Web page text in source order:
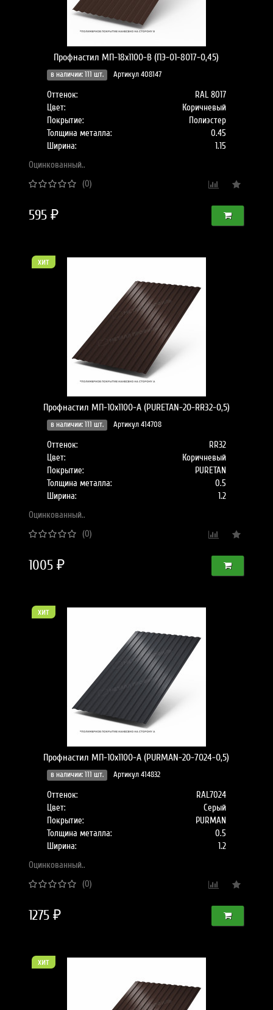
Профнастил МП-18x1100-B (ПЭ-01-8017-0,45)
в наличии: 111 шт. Артикул 408147
Оттенок:
RAL 8017
Цвет:
Коричневый
Покрытие:
Полиэстер
Толщина металла:
0.45
Ширина:
1.15
Оцинкованный..
(0)
595 ₽
хит
Профнастил МП-10x1100-A (PURETAN-20-RR32-0,5)
в наличии: 111 шт. Артикул 414708
Оттенок:
RR32
Цвет:
Коричневый
Покрытие:
PURETAN
Толщина металла:
0.5
Ширина:
1.2
Оцинкованный..
(0)
1005 ₽
хит
Профнастил МП-10x1100-A (PURMAN-20-7024-0,5)
в наличии: 111 шт. Артикул 414832
Оттенок:
RAL7024
Цвет:
Серый
Покрытие:
PURMAN
Толщина металла:
0.5
Ширина:
1.2
Оцинкованный..
(0)
1275 ₽
хит